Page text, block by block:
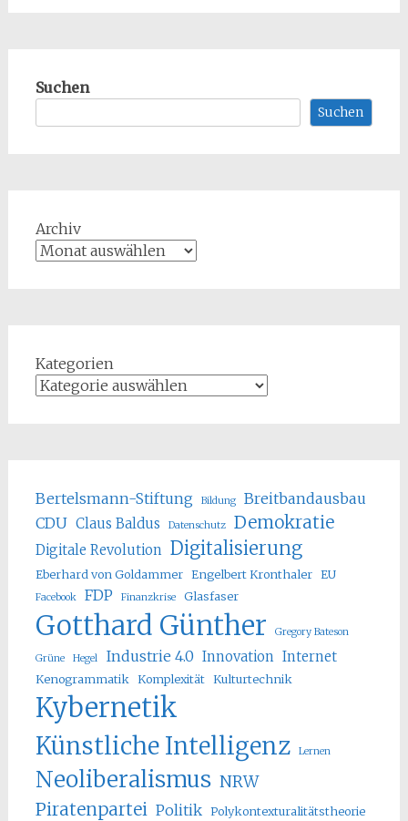
Suchen
Suchen
Archiv
Kategorien
Bertelsmann-Stiftung Bildung
Breitbandausbau
CDU Claus Baldus Datenschutz Demokratie
Digitale Revolution Digitalisierung
Eberhard von Goldammer Engelbert Kronthaler EU
Facebook FDP Finanzkrise Glasfaser
Gotthard Günther Gregory Bateson
Grüne Hegel Industrie 4.0 Innovation Internet
Kenogrammatik Komplexität Kulturtechnik
Kybernetik
Künstliche Intelligenz Lernen
Neoliberalismus NRW
Piratenpartei Politik Polykontexturalitätstheorie